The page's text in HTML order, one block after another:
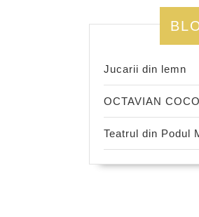
Jucarii din lemn
OCTAVIAN
Teatrul din Podul